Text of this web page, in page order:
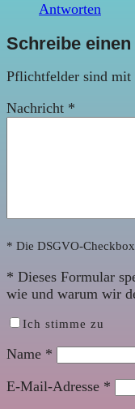
Antworten
Schreibe
Pflichtfelder sind mit
Nachricht *
* Die DSGVO-
* Dieses Formular
wie und warum wir
Ich stimme zu
Name *
E-Mail-Adresse *